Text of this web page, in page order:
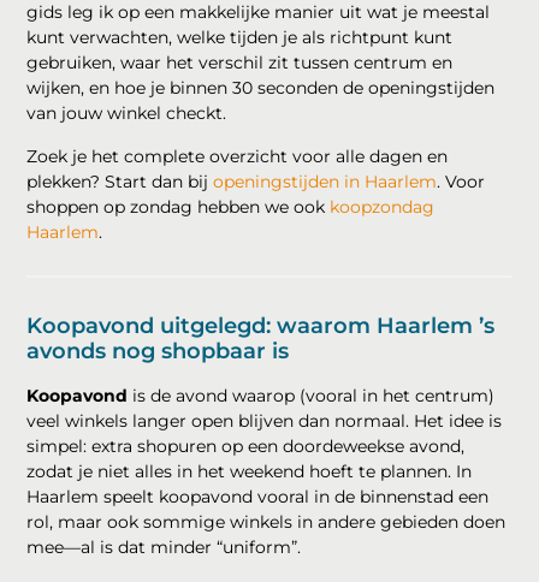
gids leg ik op een makkelijke manier uit wat je meestal
kunt verwachten, welke tijden je als richtpunt kunt
gebruiken, waar het verschil zit tussen centrum en
wijken, en hoe je binnen 30 seconden de openingstijden
van jouw winkel checkt.
Zoek je het complete overzicht voor alle dagen en
plekken? Start dan bijopeningstijden in Haarlem. Voor
shoppen op zondag hebben we ook koopzondag
Haarlem.
Koopavond uitgelegd: waarom Haarlem ’s
avonds nog shopbaar is
Koopavond is de avond waarop (vooral in het centrum)
veel winkels langer open blijven dan normaal. Het idee is
simpel: extra shopuren op een doordeweekse avond,
zodat je niet alles in het weekend hoeft te plannen. In
Haarlem speelt koopavond vooral in de binnenstad een
rol, maar ook sommige winkels in andere gebieden doen
mee—al is dat minder “uniform”.